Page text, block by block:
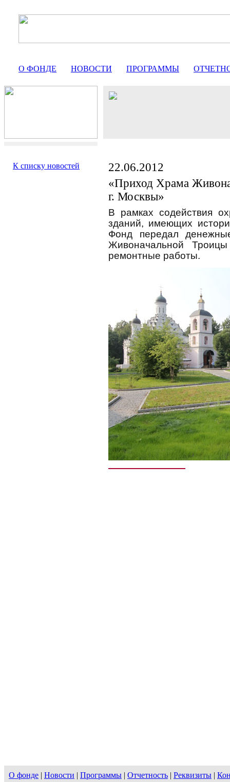
О ФОНДЕ НОВОСТИ ПРОГРАММЫ
К списку новостей
22.06.2012
«Приход Храма
г. Москвы»
В рамках содействия
зданий, имеющих
Фонд передал
Живоначальной
ремонтные работы.
О фонде | Новости | Программы | Отчетность | Реквизиты |